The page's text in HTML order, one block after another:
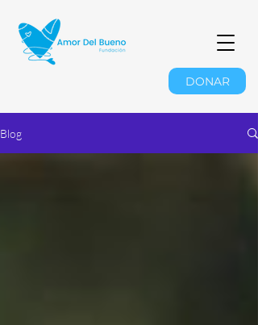
DONAR
Blog